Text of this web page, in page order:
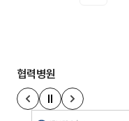
협력병원
이전 슬라이드
정지
다음 슬라이드